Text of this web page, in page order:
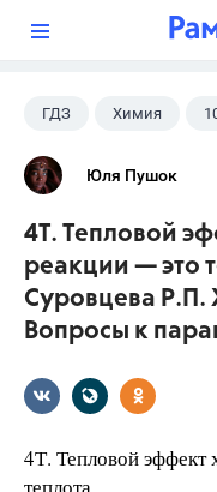
ГДЗ Химия
Юля Пушок
4Т. Тепловой
реакции — это
Суровцева Р.П.
Вопросы к
4Т. Тепловой эффект